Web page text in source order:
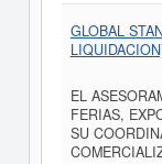
GLOBAL
EL
FERIAS,
SU